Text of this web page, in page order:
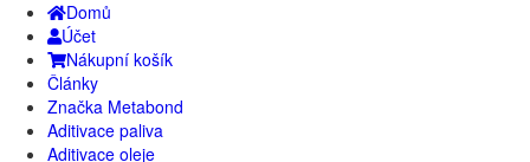
Domů
Účet
Nákupní košík
Články
Značka Metabond
Aditivace paliva
Aditivace oleje